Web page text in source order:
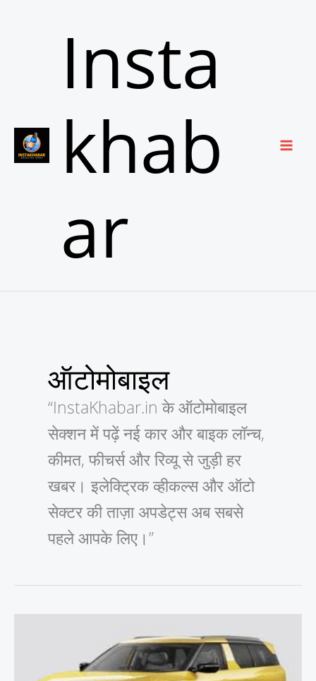
Insta
khab
ar
ऑटोमोबाइल
“InstaKhabar.in के ऑटोमोबाइल
सेक्शन में पढ़ें नई कार और बाइक लॉन्च,
कीमत, फीचर्स और रिव्यू से जुड़ी हर
खबर। इलेक्ट्रिक व्हीकल्स और ऑटो
सेक्टर की ताज़ा अपडेट्स अब सबसे
पहले आपके लिए।”
Launch: